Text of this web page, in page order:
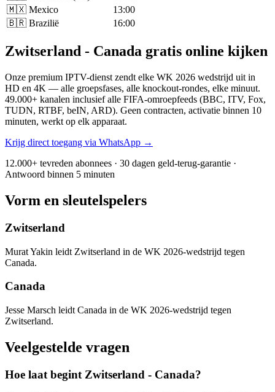
🇲🇽 Mexico
13:00
🇧🇷 Brazilië
16:00
Zwitserland - Canada gratis online kijken
Onze premium IPTV-dienst zendt elke WK 2026 wedstrijd uit in
HD en 4K — alle groepsfases, alle knockout-rondes, elke minuut.
49.000+ kanalen inclusief alle FIFA-omroepfeeds (BBC, ITV, Fox,
TUDN, RTBF, beIN, ARD). Geen contracten, activatie binnen 10
minuten, werkt op elk apparaat.
Krijg direct toegang via WhatsApp →
12.000+ tevreden abonnees · 30 dagen geld-terug-garantie ·
Antwoord binnen 5 minuten
Vorm en sleutelspelers
Zwitserland
Murat Yakin leidt Zwitserland in de WK 2026-wedstrijd tegen
Canada.
Canada
Jesse Marsch leidt Canada in de WK 2026-wedstrijd tegen
Zwitserland.
Veelgestelde vragen
Hoe laat begint Zwitserland - Canada?